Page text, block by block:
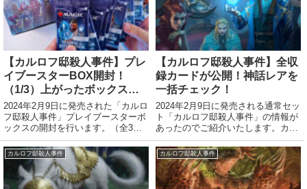
【カルロフ邸殺人事件】プレ
イブースターBOX開封！
（1/3）上がったボックス価
格に見合うレアは出るの
か！？
2024年2月9日に発売された「カルロ
フ邸殺人事件」プレイブースターボ
ックスの開封を行います。（全3
回）今回も動画があります。私と一
緒にじっくり開封を見たい方はぜ
ひ。今回はせっかく新登場したプレ
イブースターなので、レア・神話レ
アの価格を相場...
【カルロフ邸殺人事件】全収
録カードが公開！神話レアを
一括チェック！
2024年2月9日に発売される通常セッ
ト「カルロフ邸殺人事件」の情報が
あったのでご紹介いたします。カー
ドイメージギャラリー神話レアを一
覧でチェックしてみます みなさま
使いたいカードはありましたか？私
は育殻組ワニ鹿カメで、何かのクソ
コンボ作る...
カルロフ邸殺人事件 カルロフ邸殺人事件